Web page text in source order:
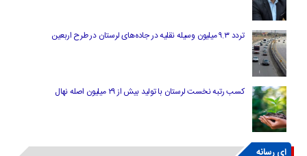
تردد ۹.۳ میلیون وسیله نقلیه در جاده‌های لرستان در طرح اربعین
کسب رتبه نخست لرستان با تولید بیش از ۲۹ میلیون اصله نهال
ای رسانه